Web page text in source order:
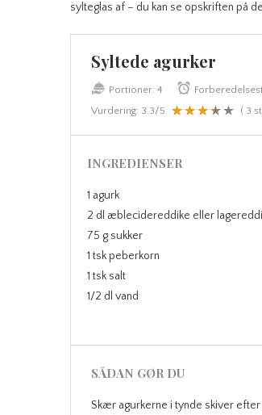
sylteglas af – du kan se opskriften på
Syltede agurker
Portioner: 4
Vurdering: 3.3/5 ( 3
INGREDIENSER
1 agurk
2 dl æblecidereddike eller
75 g sukker
1 tsk peberkorn
1 tsk salt
1/2 dl vand
SÅDAN GØR DU
Skær agurkerne i tynde skiver efter